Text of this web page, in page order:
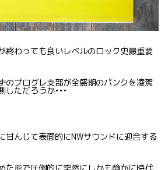
終わっても良いレベルのロック史最重要
のプログレ支部が全盛期のパンクを凌駕
しただろうか•••
甘んじて表面的にNWサウンドに迎合する